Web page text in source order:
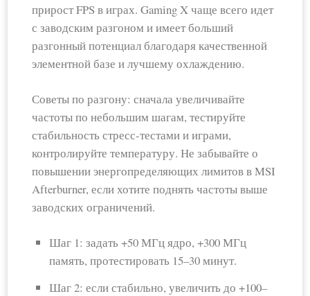
прирост FPS в играх. Gaming X чаще всего идет
с заводским разгоном и имеет больший
разгонный потенциал благодаря качественной
элементной базе и лучшему охлаждению.
Советы по разгону: сначала увеличивайте
частоты по небольшим шагам, тестируйте
стабильность стресс-тестами и играми,
контролируйте температуру. Не забывайте о
повышении энергопределяющих лимитов в MSI
Afterburner, если хотите поднять частоты выше
заводских ограничений.
Шаг 1: задать +50 МГц ядро, +300 МГц
память, протестировать 15–30 минут.
Шаг 2: если стабильно, увеличить до +100–